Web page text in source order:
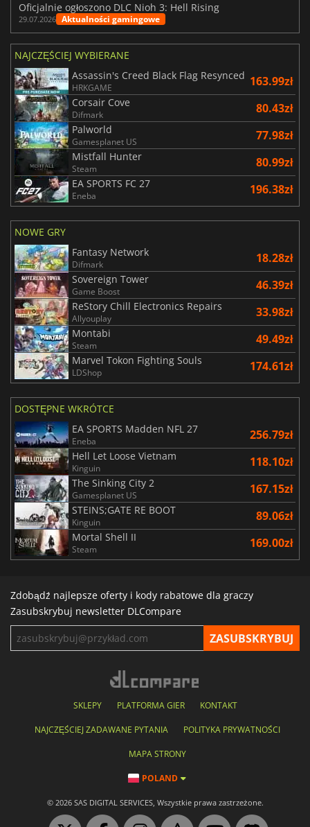
Oficjalnie ogłoszono DLC Nioh 3: Hell Rising
29.07.2026 Aktualności gamingowe
NAJCZĘŚCIEJ WYBIERANE
Assassin's Creed Black Flag Resynced
HRKGAME 163.99zł
Corsair Cove
Difmark 80.43zł
Palworld
Gamesplanet US 77.98zł
Mistfall Hunter
Steam 80.99zł
EA SPORTS FC 27
Eneba 196.38zł
NOWE GRY
Fantasy Network
Difmark 18.28zł
Sovereign Tower
Game Boost 46.39zł
ReStory Chill Electronics Repairs
Allyouplay 33.98zł
Montabi
Steam 49.49zł
Marvel Tokon Fighting Souls
LDShop 174.61zł
DOSTĘPNE WKRÓTCE
EA SPORTS Madden NFL 27
Eneba 256.79zł
Hell Let Loose Vietnam
Kinguin 118.10zł
The Sinking City 2
Gamesplanet US 167.15zł
STEINS;GATE RE BOOT
Kinguin 89.06zł
Mortal Shell II
Steam 169.00zł
Zdobądź najlepsze oferty i kody rabatowe dla graczy
Zasubskrybuj newsletter DLCompare
SKLEPY PLATFORMA GIER KONTAKT
NAJCZĘŚCIEJ ZADAWANE PYTANIA POLITYKA PRYWATNOŚCI
MAPA STRONY
POLAND
© 2026 SAS DIGITAL SERVICES, Wszystkie prawa zastrzeżone.